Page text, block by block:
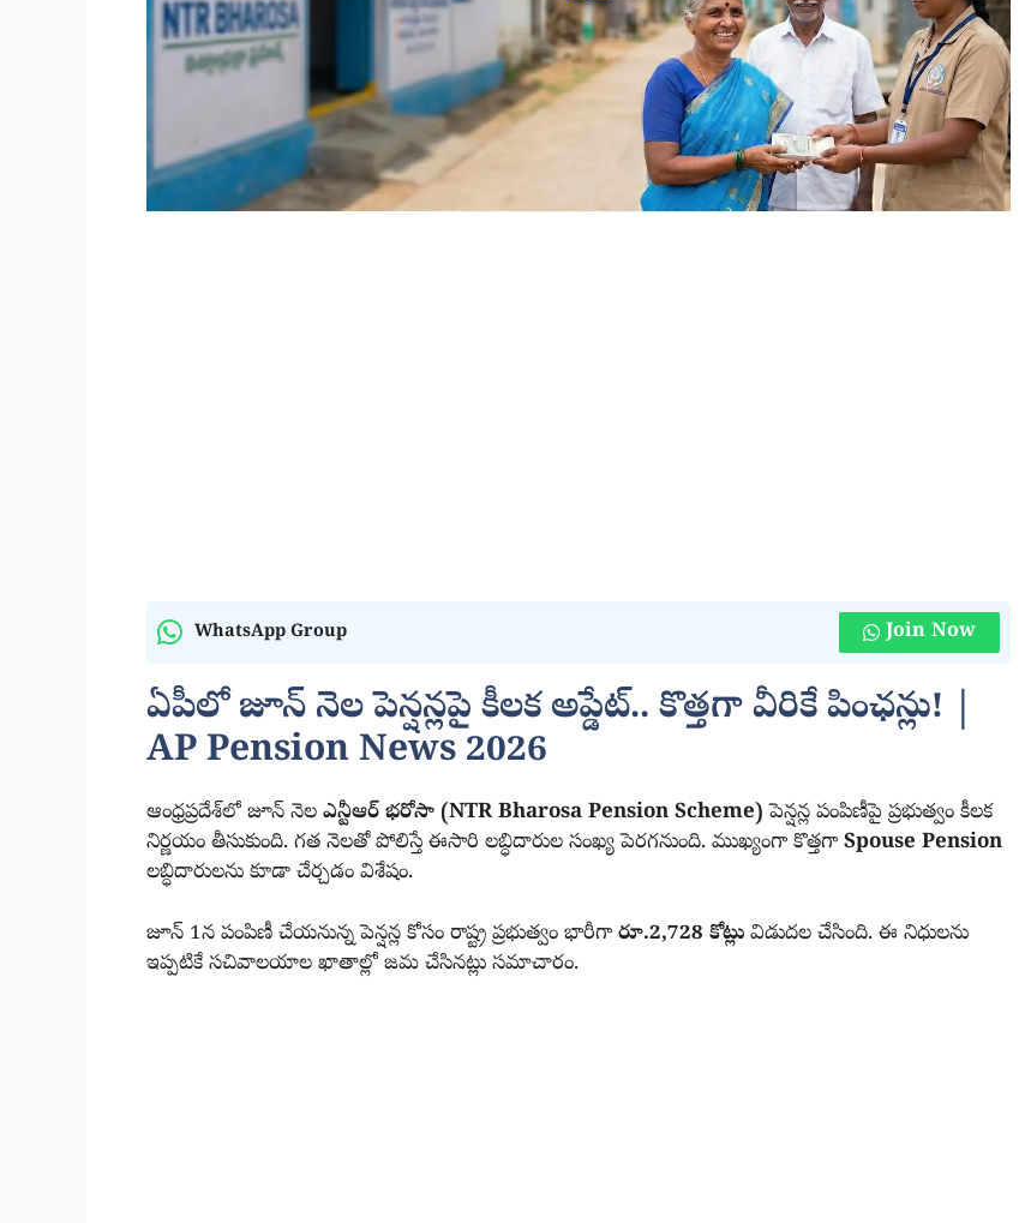
WhatsApp Group Join Now
ఏపీలో జూన్ నెల పెన్షన్లపై కీలక అప్డేట్.. కొత్తగా వీరికే పింఛన్లు! |
AP Pension News 2026
ఆంధ్రప్రదేశ్‌లో జూన్ నెల ఎన్టీఆర్ భరోసా (NTR Bharosa Pension Scheme) పెన్షన్ల పంపిణీపై ప్రభుత్వం కీలక
నిర్ణయం తీసుకుంది. గత నెలతో పోలిస్తే ఈసారి లబ్ధిదారుల సంఖ్య పెరగనుంది. ముఖ్యంగా కొత్తగా Spouse Pension
లబ్ధిదారులను కూడా చేర్చడం విశేషం.
జూన్ 1న పంపిణీ చేయనున్న పెన్షన్ల కోసం రాష్ట్ర ప్రభుత్వం భారీగా రూ.2,728 కోట్లు విడుదల చేసింది. ఈ నిధులను
ఇప్పటికే సచివాలయాల ఖాతాల్లో జమ చేసినట్లు సమాచారం.